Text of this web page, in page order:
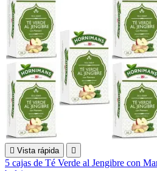
 Vista rápida 
5 cajas de Té Verde al Jengibre con